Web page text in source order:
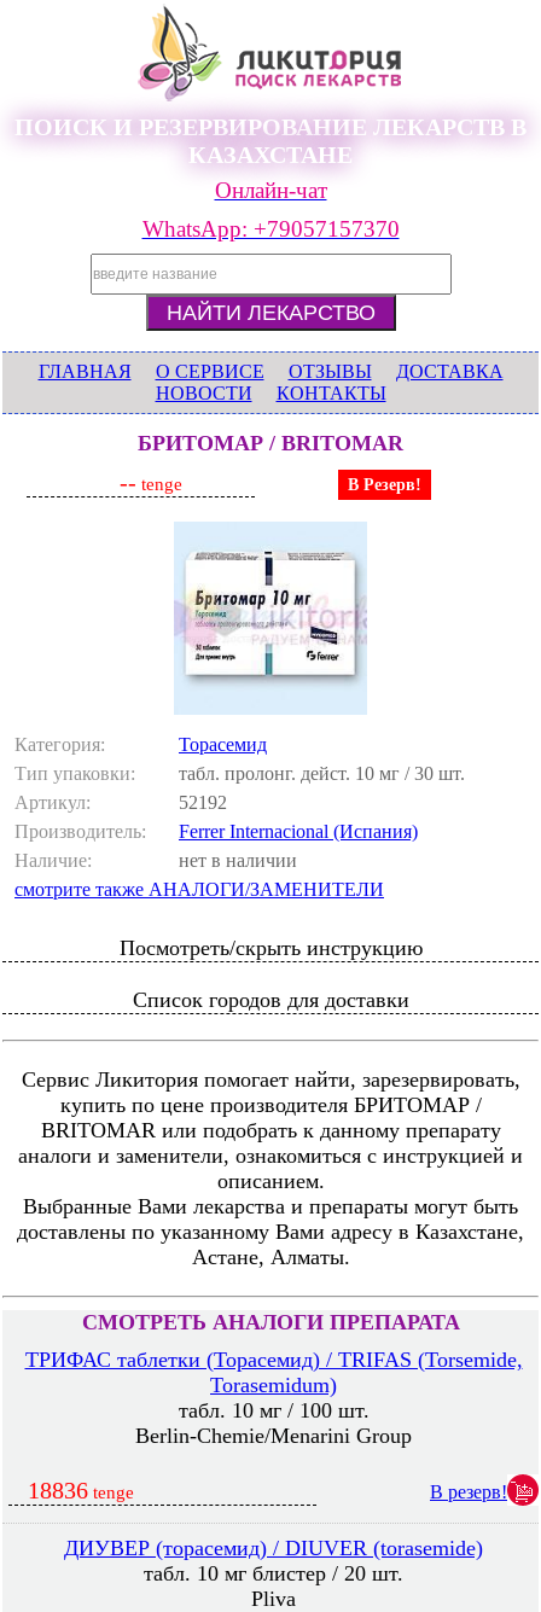
ПОИСК И РЕЗЕРВИРОВАНИЕ ЛЕКАРСТВ В
КАЗАХСТАНЕ
Онлайн-чат
WhatsApp: +79057157370
ГЛАВНАЯ О СЕРВИСЕ ОТЗЫВЫ
ДОСТАВКА
НОВОСТИ
КОНТАКТЫ
БРИТОМАР / BRITOMAR
-- tenge В Резерв!
Категория:
Торасемид
Тип упаковки:
табл. пролонг. дейст. 10 мг / 30 шт.
Артикул:
52192
Производитель:
Ferrer Internacional (Испания)
Наличие:
нет в наличии
смотрите также АНАЛОГИ/ЗАМЕНИТЕЛИ
Посмотреть/скрыть инструкцию
Список городов для доставки
Сервис Ликитория помогает найти, зарезервировать,
купить по цене производителя БРИТОМАР /
BRITOMAR или подобрать к данному препарату
аналоги и заменители, ознакомиться с инструкцией и
описанием.
Выбранные Вами лекарства и препараты могут быть
доставлены по указанному Вами адресу в Казахстане,
Астане, Алматы.
СМОТРЕТЬ АНАЛОГИ ПРЕПАРАТА
ТРИФАС таблетки (Торасемид) / TRIFAS (Torsemide,
Torasemidum)
табл. 10 мг / 100 шт.
Berlin-Chemie/Menarini Group
18836 tenge В резерв!
ДИУВЕР (торасемид) / DIUVER (torasemide)
табл. 10 мг блистер / 20 шт.
Pliva